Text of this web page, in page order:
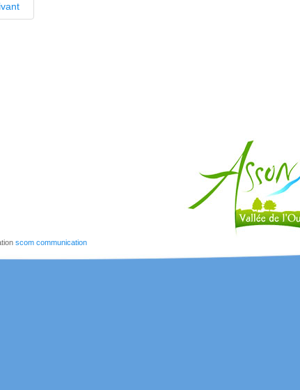
scom communication